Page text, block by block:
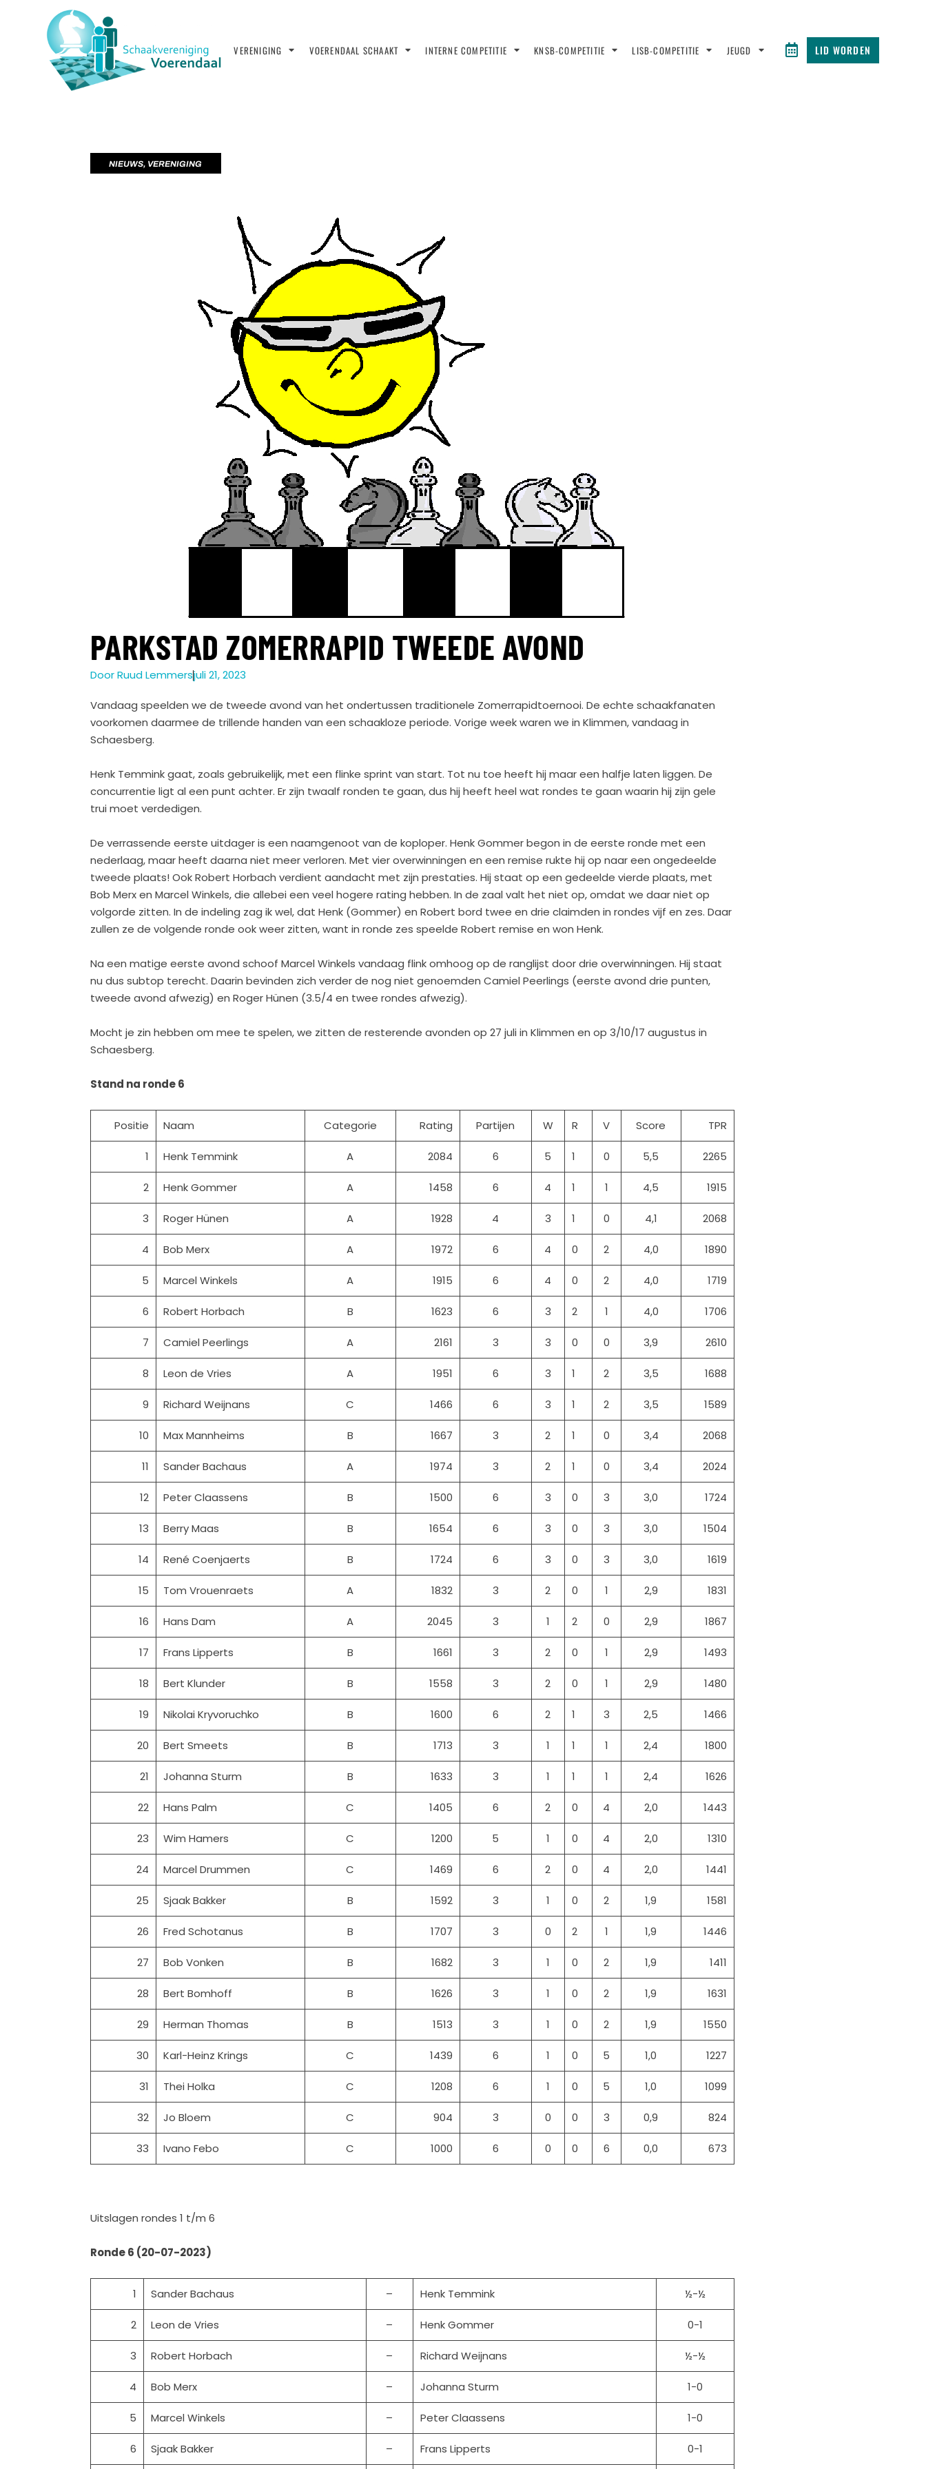
VERENIGING VOERENDAAL SCHAAKT INTERNE COMPETITIE KNSB-COMPETITIE LISB-COMPETITIE JEUGD LID WORDEN
NIEUWS, VERENIGING
PARKSTAD ZOMERRAPID TWEEDE AVOND
DoorRuud Lemmersjuli 21, 2023
Vandaag speelden we de tweede avond van het ondertussen traditionele Zomerrapidtoernooi. De echte schaakfanaten
voorkomen daarmee de trillende handen van een schaakloze periode. Vorige week waren we in Klimmen, vandaag in
Schaesberg.
Henk Temmink gaat, zoals gebruikelijk, met een flinke sprint van start. Tot nu toe heeft hij maar een halfje laten liggen. De
concurrentie ligt al een punt achter. Er zijn twaalf ronden te gaan, dus hij heeft heel wat rondes te gaan waarin hij zijn gele
trui moet verdedigen.
De verrassende eerste uitdager is een naamgenoot van de koploper. Henk Gommer begon in de eerste ronde met een
nederlaag, maar heeft daarna niet meer verloren. Met vier overwinningen en een remise rukte hij op naar een ongedeelde
tweede plaats! Ook Robert Horbach verdient aandacht met zijn prestaties. Hij staat op een gedeelde vierde plaats, met
Bob Merx en Marcel Winkels, die allebei een veel hogere rating hebben. In de zaal valt het niet op, omdat we daar niet op
volgorde zitten. In de indeling zag ik wel, dat Henk (Gommer) en Robert bord twee en drie claimden in rondes vijf en zes. Daar
zullen ze de volgende ronde ook weer zitten, want in ronde zes speelde Robert remise en won Henk.
Na een matige eerste avond schoof Marcel Winkels vandaag flink omhoog op de ranglijst door drie overwinningen. Hij staat
nu dus subtop terecht. Daarin bevinden zich verder de nog niet genoemden Camiel Peerlings (eerste avond drie punten,
tweede avond afwezig) en Roger Hünen (3.5/4 en twee rondes afwezig).
Mocht je zin hebben om mee te spelen, we zitten de resterende avonden op 27 juli in Klimmen en op 3/10/17 augustus in
Schaesberg.
Stand na ronde 6
Positie Naam Categorie Rating Partijen W R V Score TPR
1 Henk Temmink A 2084 6 5 1 0 5,5 2265
2 Henk Gommer A 1458 6 4 1 1 4,5 1915
3 Roger Hünen A 1928 4 3 1 0 4,1 2068
4 Bob Merx A 1972 6 4 0 2 4,0 1890
5 Marcel Winkels A 1915 6 4 0 2 4,0 1719
6 Robert Horbach B 1623 6 3 2 1 4,0 1706
7 Camiel Peerlings A 2161 3 3 0 0 3,9 2610
8 Leon de Vries A 1951 6 3 1 2 3,5 1688
9 Richard Weijnans C 1466 6 3 1 2 3,5 1589
10 Max Mannheims B 1667 3 2 1 0 3,4 2068
11 Sander Bachaus A 1974 3 2 1 0 3,4 2024
12 Peter Claassens B 1500 6 3 0 3 3,0 1724
13 Berry Maas B 1654 6 3 0 3 3,0 1504
14 René Coenjaerts B 1724 6 3 0 3 3,0 1619
15 Tom Vrouenraets A 1832 3 2 0 1 2,9 1831
16 Hans Dam A 2045 3 1 2 0 2,9 1867
17 Frans Lipperts B 1661 3 2 0 1 2,9 1493
18 Bert Klunder B 1558 3 2 0 1 2,9 1480
19 Nikolai Kryvoruchko B 1600 6 2 1 3 2,5 1466
20 Bert Smeets B 1713 3 1 1 1 2,4 1800
21 Johanna Sturm B 1633 3 1 1 1 2,4 1626
22 Hans Palm C 1405 6 2 0 4 2,0 1443
23 Wim Hamers C 1200 5 1 0 4 2,0 1310
24 Marcel Drummen C 1469 6 2 0 4 2,0 1441
25 Sjaak Bakker B 1592 3 1 0 2 1,9 1581
26 Fred Schotanus B 1707 3 0 2 1 1,9 1446
27 Bob Vonken B 1682 3 1 0 2 1,9 1411
28 Bert Bomhoff B 1626 3 1 0 2 1,9 1631
29 Herman Thomas B 1513 3 1 0 2 1,9 1550
30 Karl-Heinz Krings C 1439 6 1 0 5 1,0 1227
31 Thei Holka C 1208 6 1 0 5 1,0 1099
32 Jo Bloem C 904 3 0 0 3 0,9 824
33 Ivano Febo C 1000 6 0 0 6 0,0 673
Uitslagen rondes 1 t/m 6
Ronde 6 (20-07-2023)
1 Sander Bachaus – Henk Temmink ½-½
2 Leon de Vries – Henk Gommer 0-1
3 Robert Horbach – Richard Weijnans ½-½
4 Bob Merx – Johanna Sturm 1-0
5 Marcel Winkels – Peter Claassens 1-0
6 Sjaak Bakker – Frans Lipperts 0-1